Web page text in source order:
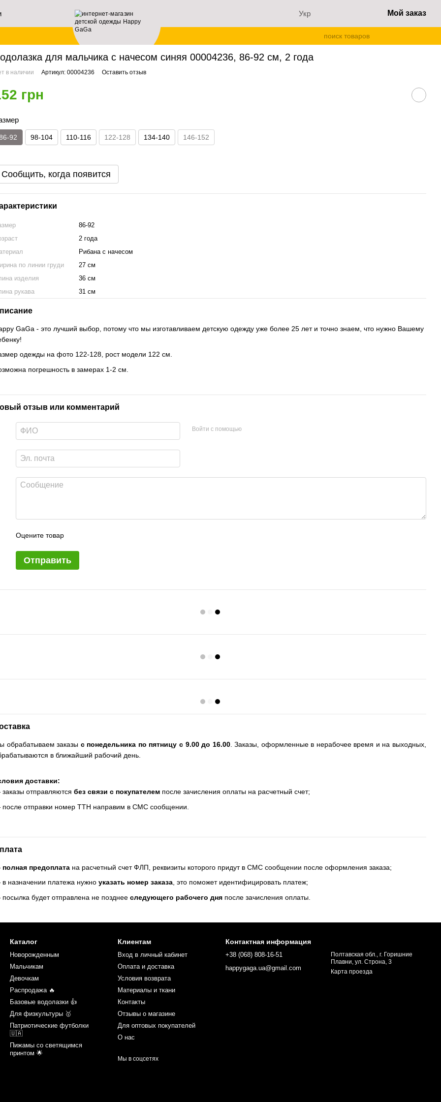
Укр Мой заказ
Водолазки Водолазка для мальчика с начесом синяя 00004236, 86-92 см, 2 года
для мальчика с начесом синяя 00004236, 86-92 см, 2 года
в наличии Артикул: 00004236 Оставить отзыв
грн
92 98-104 110-116 122-128 134-140 146-152
Сообщить, когда появится
86-92
2 года
Рибана с начесом
по линии груди
27 см
изделия
36 см
рукава
31 см
GaGa - это лучший выбор, потому что мы изготавливаем детскую одежду уже более 25 лет и точно знаем, что нужно Вашему
одежды на фото 122-128, рост модели 122 см.
погрешность в замерах 1-2 см.
отзыв или комментарий
Войти с помощью
Оцените товар
Отправить
обрабатываем заказы с понедельника по пятницу с 9.00 до 16.00. Заказы, оформленные в нерабочее время и на выходных,
в ближайший рабочий день.
доставки:
отправляютсябез связи с покупателем после зачисления оплаты на расчетный счет;
отправки номер ТТН направим в СМС сообщении.
полная предоплата на расчетный счет ФЛП, реквизиты которого придут в СМС сообщении после оформления заказа;
назначении платежа нужноуказать номер заказа, это поможет идентифицировать платеж;
будет отправлена не позднееследующего рабочего дня после зачисления оплаты.
Каталог
Новорожденным
Мальчикам
Девочкам
Распродажа 🔥
Базовые водолазки 👍
Для физкультуры 🥇
Патриотические футболки
🇺🇦
Пижамы со светящимся
принтом 🌟
Клиентам
Вход в личный кабинет
Оплата и доставка
Условия возврата
Материалы и ткани
Контакты
Отзывы о магазине
Для оптовых покупателей
О нас
Мы в соцсетях
Контактная информация
+38 (068) 808-16-51
happygaga.ua@gmail.com
Полтавская обл., г. Горишние
Плавни, ул. Строна, 3
Карта проезда